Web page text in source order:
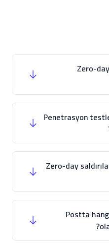
Zero-
Penetrasyon
Zero-day
Postta